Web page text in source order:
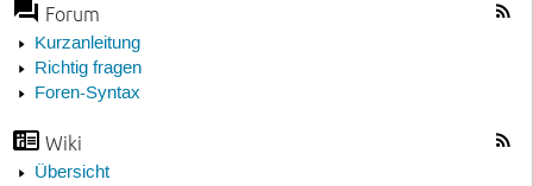
Forum
Kurzanleitung
Richtig fragen
Foren-Syntax
Wiki
Übersicht